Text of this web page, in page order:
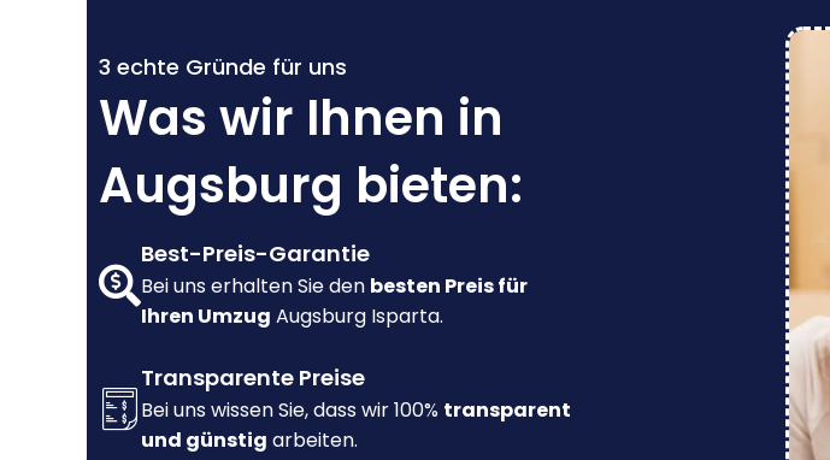
3 echte Gründe für uns
Was wir Ihnen in
Augsburg bieten:
Best-Preis-Garantie
Bei uns erhalten Sie den besten Preis für
Ihren Umzug Augsburg Isparta.
Transparente Preise
Bei uns wissen Sie, dass wir 100% transparent
und günstig arbeiten.